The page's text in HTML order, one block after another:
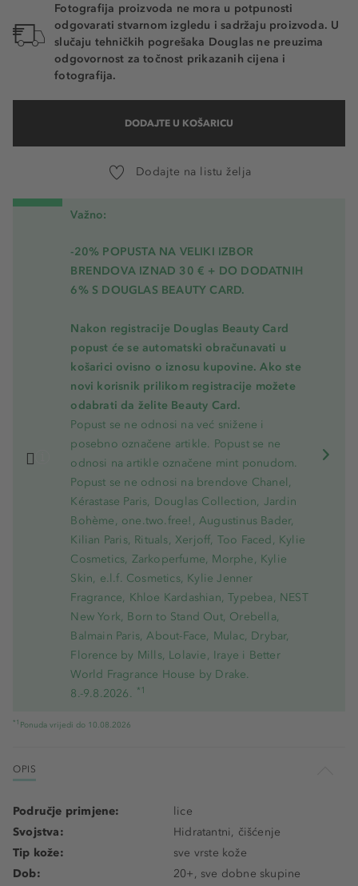
Fotografija proizvoda ne mora u potpunosti
odgovarati stvarnom izgledu i sadržaju proizvoda. U
slučaju tehničkih pogrešaka Douglas ne preuzima
odgovornost za točnost prikazanih cijena i
fotografija.
DODAJTE U KOŠARICU
Dodajte na listu želja
Važno:
-20% POPUSTA NA VELIKI IZBOR
BRENDOVA IZNAD 30 € + DO DODATNIH
6% S DOUGLAS BEAUTY CARD.
Nakon registracije Douglas Beauty Card
popust će se automatski obračunavati u
košarici ovisno o iznosu kupovine. Ako ste
novi korisnik prilikom registracije možete
odabrati da želite Beauty Card.
Popust se ne odnosi na već snižene i
posebno označene artikle. Popust se ne
odnosi na artikle označene mint ponudom.
Popust se ne odnosi na brendove Chanel,
Kérastase Paris, Douglas Collection, Jardin
Bohème, one.two.free!, Augustinus Bader,
Kilian Paris, Rituals, Xerjoff, Too Faced, Kylie
Cosmetics, Zarkoperfume, Morphe, Kylie
Skin, e.l.f. Cosmetics, Kylie Jenner
Fragrance, Khloe Kardashian, Typebea, NEST
New York, Born to Stand Out, Orebella,
Balmain Paris, About-Face, Mulac, Drybar,
Florence by Mills, Lolavie, Iraye i Better
World Fragrance House by Drake.
8.-9.8.2026. *1
*1 Ponuda vrijedi do 10.08.2026
OPIS
Područje primjene:
lice
Svojstva:
Hidratantni, čišćenje
Tip kože:
sve vrste kože
Dob:
20+, sve dobne skupine